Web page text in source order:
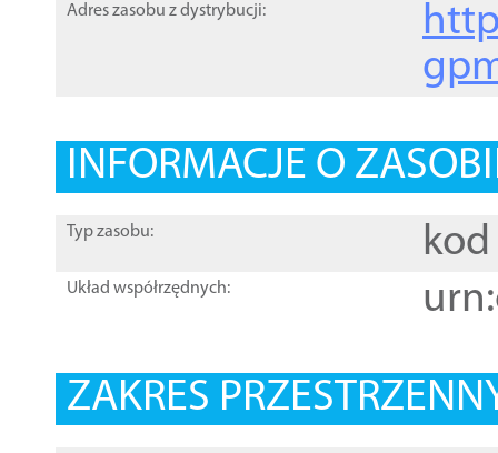
Adres zasobu z dystrybucji:
INFORMACJE O
Typ zasobu: kod
Układ współrzędnych:
ZAKRES